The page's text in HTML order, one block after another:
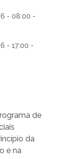
- 08:00 -
- 17:00 -
de
da
e na